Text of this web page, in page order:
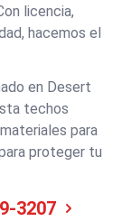
licencia,
hacemos el
en Desert
techos
para
proteger tu
3207